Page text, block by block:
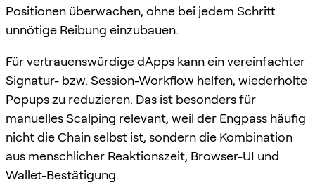
Positionen überwachen, ohne bei jedem Schritt
unnötige Reibung einzubauen.
Für vertrauenswürdige dApps kann ein vereinfachter
Signatur- bzw. Session-Workflow helfen, wiederholte
Popups zu reduzieren. Das ist besonders für
manuelles Scalping relevant, weil der Engpass häufig
nicht die Chain selbst ist, sondern die Kombination
aus menschlicher Reaktionszeit, Browser-UI und
Wallet-Bestätigung.